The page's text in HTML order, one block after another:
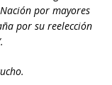
por mayores
por su reelección